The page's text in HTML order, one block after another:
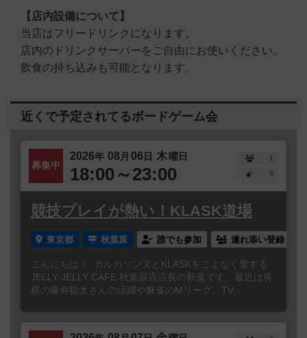
【店内設備について】
当店はフリードリンクになります。
店内のドリンクサーバーをご自由にお使いください。
飲食の持ち込みも可能となります。
近くで予定されてるボードゲーム会
募集中
2026年 08 月 06日 木曜日
18:00～23:00
1
0
競技プレイが熱い！KLASK道場
東京都 秋葉原 誰でも参加 連れ添い登録
こんにちは！ カルカソンヌとKLASKをこよなく愛する
JELLY JELLY CAFE 秋葉原店店長の新葉です。最近は将
棋の藤井聡太さんの活躍や麻雀のMリーグ、TV...